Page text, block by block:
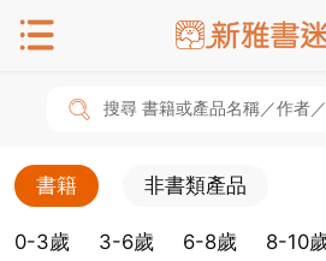
搜尋 書籍或產品名稱／作者
書籍 非書類產品
0-3歲 3-6歲 6-8歲 8-10